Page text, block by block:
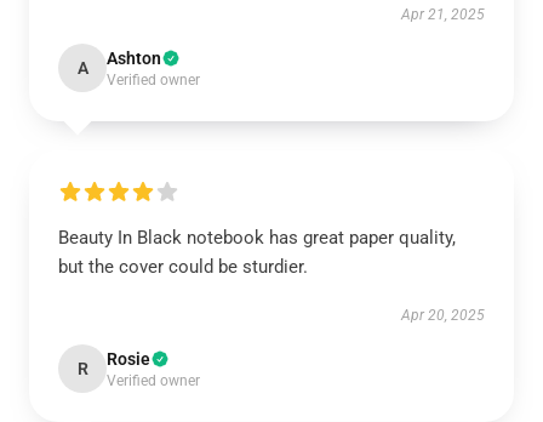
Apr 21, 2025
A Ashton
Verified owner
Beauty In Black notebook has great paper quality,
but the cover could be sturdier.
Apr 20, 2025
R Rosie
Verified owner